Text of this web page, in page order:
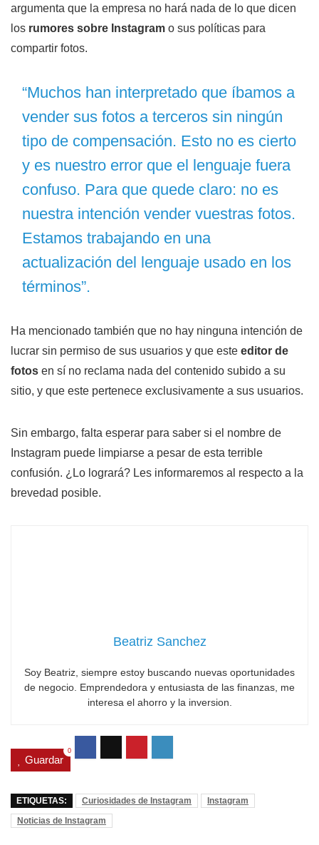
argumenta que la empresa no hará nada de lo que dicen
los rumores sobre Instagram o sus políticas para
compartir fotos.
“Muchos han interpretado que íbamos a
vender sus fotos a terceros sin ningún
tipo de compensación. Esto no es cierto
y es nuestro error que el lenguaje fuera
confuso. Para que quede claro: no es
nuestra intención vender vuestras fotos.
Estamos trabajando en una
actualización del lenguaje usado en los
términos”.
Ha mencionado también que no hay ninguna intención de
lucrar sin permiso de sus usuarios y que este editor de
fotos en sí no reclama nada del contenido subido a su
sitio, y que este pertenece exclusivamente a sus usuarios.
Sin embargo, falta esperar para saber si el nombre de
Instagram puede limpiarse a pesar de esta terrible
confusión. ¿Lo logrará? Les informaremos al respecto a la
brevedad posible.
Beatriz Sanchez
Soy Beatriz, siempre estoy buscando nuevas oportunidades
de negocio. Emprendedora y entusiasta de las finanzas, me
interesa el ahorro y la inversion.
Guardar
0
ETIQUETAS: Curiosidades de Instagram
Instagram
Noticias de Instagram